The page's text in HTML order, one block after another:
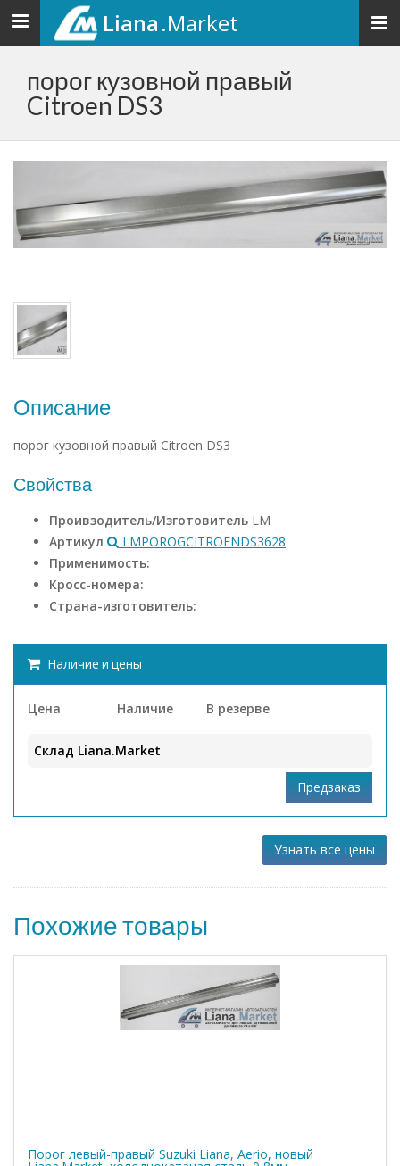
Toggle
navigation
Liana.Market
порог кузовной правый
Citroen DS3
Описание
порог кузовной правый Citroen DS3
Свойства
Проивзодитель/Изготовитель LM
Артикул
LMPOROGCITROENDS3628
Применимость:
Кросс-номера:
Страна-изготовитель:
Наличие и цены
Цена Наличие В резерве
Склад Liana.Market
Узнать все цены
Похожие товары
Порог левый-правый Suzuki Liana, Aerio, новый